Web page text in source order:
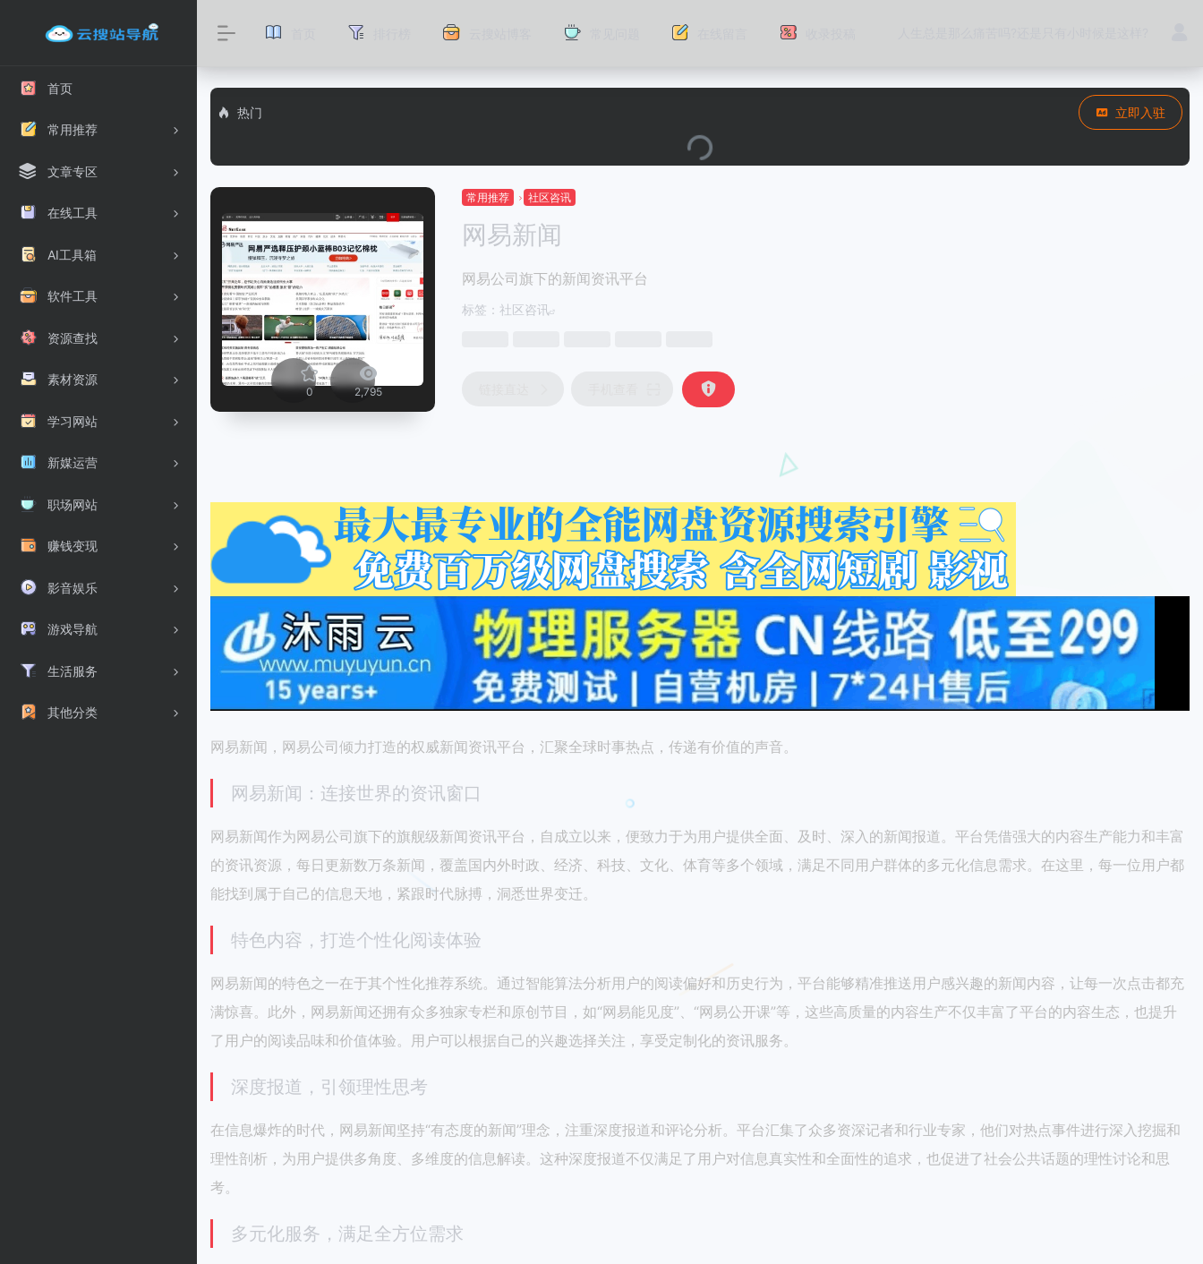
首页
常用推荐
文章专区
在线工具
AI工具箱
软件工具
资源查找
素材资源
学习网站
新媒运营
职场网站
赚钱变现
影音娱乐
游戏导航
生活服务
其他分类
热门 立即入驻
0 2,795
常用推荐 社区咨讯
网易新闻
网易公司旗下的新闻资讯平台
标签： 社区咨讯
网易新闻，网易公司倾力打造的权威新闻资讯平台，汇聚全球时事热点，传递有价值的声音。
网易新闻：连接世界的资讯窗口
网易新闻作为网易公司旗下的旗舰级新闻资讯平台，自成立以来，便致力于为用户提供全面、及时、深入的新闻报道。平台凭借强大的内容生产能力和丰富
的资讯资源，每日更新数万条新闻，覆盖国内外时政、经济、科技、文化、体育等多个领域，满足不同用户群体的多元化信息需求。在这里，每一位用户都
能找到属于自己的信息天地，紧跟时代脉搏，洞悉世界变迁。
特色内容，打造个性化阅读体验
网易新闻的特色之一在于其个性化推荐系统。通过智能算法分析用户的阅读偏好和历史行为，平台能够精准推送用户感兴趣的新闻内容，让每一次点击都充
满惊喜。此外，网易新闻还拥有众多独家专栏和原创节目，如“网易能见度”、“网易公开课”等，这些高质量的内容生产不仅丰富了平台的内容生态，也提升
了用户的阅读品味和价值体验。用户可以根据自己的兴趣选择关注，享受定制化的资讯服务。
深度报道，引领理性思考
在信息爆炸的时代，网易新闻坚持“有态度的新闻”理念，注重深度报道和评论分析。平台汇集了众多资深记者和行业专家，他们对热点事件进行深入挖掘和
理性剖析，为用户提供多角度、多维度的信息解读。这种深度报道不仅满足了用户对信息真实性和全面性的追求，也促进了社会公共话题的理性讨论和思
考。
多元化服务，满足全方位需求